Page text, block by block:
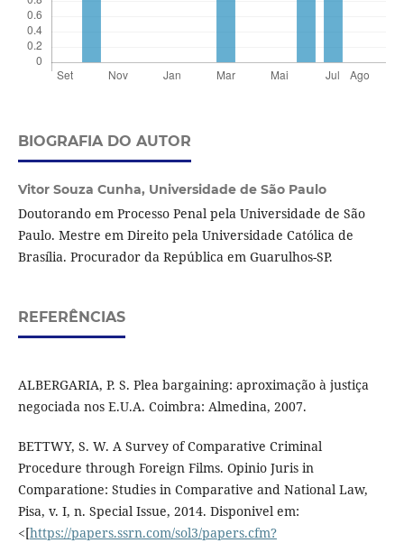
BIOGRAFIA DO AUTOR
Vitor Souza Cunha, Universidade de São Paulo
Doutorando em Processo Penal pela Universidade de São
Paulo. Mestre em Direito pela Universidade Católica de
Brasília. Procurador da República em Guarulhos-SP.
REFERÊNCIAS
ALBERGARIA, P. S. Plea bargaining: aproximação à justiça
negociada nos E.U.A. Coimbra: Almedina, 2007.
BETTWY, S. W. A Survey of Comparative Criminal
Procedure through Foreign Films. Opinio Juris in
Comparatione: Studies in Comparative and National Law,
Pisa, v. I, n. Special Issue, 2014. Disponivel em:
<[https://papers.ssrn.com/sol3/papers.cfm?